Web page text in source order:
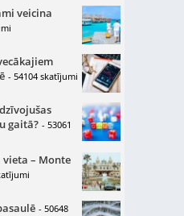
veicina
- 54104 skatījumi
gaitā? - 53061
– Monte
- 50648